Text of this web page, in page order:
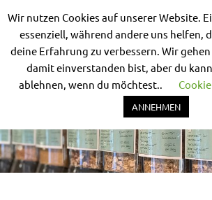
springen
Nix-
drum-
rum
Unverpackt
Wir nutzen Cookies auf unserer Website.
essenziell, während andere uns helfen,
deine Erfahrung zu verbessern. Wir
damit einverstanden bist, aber du
ablehnen, wenn du möchtest..
ANNEHMEN